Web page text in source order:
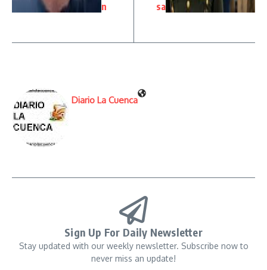
n
sa
Diario La Cuenca
Sign Up For Daily Newsletter
Stay updated with our weekly newsletter. Subscribe now to
never miss an update!